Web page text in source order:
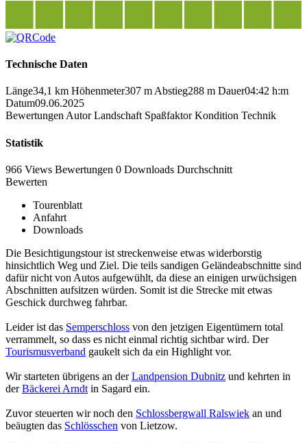
Technische Daten
Länge34,1 km Höhenmeter307 m Abstieg288 m Dauer04:42 h:m
Datum09.06.2025
Bewertungen Autor Landschaft Spaßfaktor Kondition Technik
Statistik
966 Views Bewertungen 0 Downloads Durchschnitt
Bewerten
Tourenblatt
Anfahrt
Downloads
Die Besichtigungstour ist streckenweise etwas widerborstig
hinsichtlich Weg und Ziel. Die teils sandigen Geländeabschnitte sind
dafür nicht von Autos aufgewühlt, da diese an einigen urwüchsigen
Abschnitten aufsitzen würden. Somit ist die Strecke mit etwas
Geschick durchweg fahrbar.
Leider ist das Semperschloss von den jetzigen Eigentümern total
verrammelt, so dass es nicht einmal richtig sichtbar wird. Der
Tourismusverband gaukelt sich da ein Highlight vor.
Wir starteten übrigens an derLandpension Dubnitz und kehrten in
derBäckerei Arndt in Sagard ein.
Zuvor steuerten wir noch den Schlossbergwall Ralswiek an und
beäugten das Schlösschen von Lietzow.